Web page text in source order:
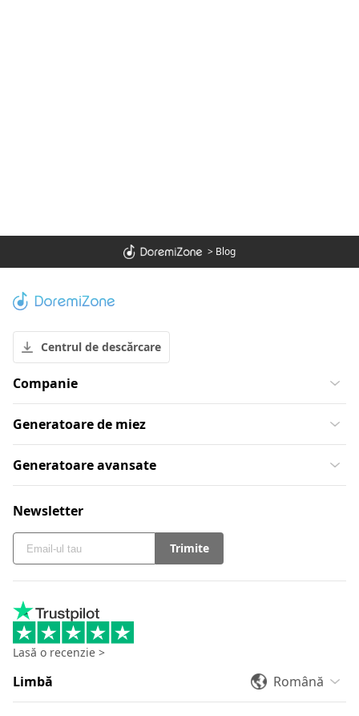
> Blog
Centrul de descărcare
Companie
Generatoare de miez
Generatoare avansate
Newsletter
Trimite
Lasă o recenzie >
Limbă Română